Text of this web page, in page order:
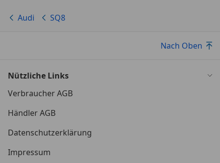
Audi SQ8
Nach Oben
Nützliche Links
Verbraucher AGB
Händler AGB
Datenschutzerklärung
Impressum